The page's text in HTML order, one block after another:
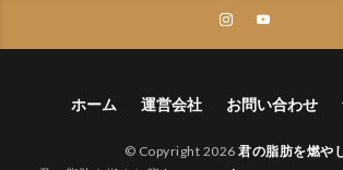
ホーム 運営会社 お問い合わせ
© Copyright 2026君の脂肪を燃や